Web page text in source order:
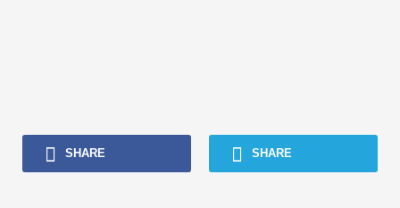
SHARE SHARE